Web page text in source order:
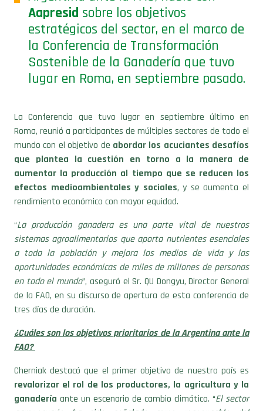
Aapresid sobre los objetivos
estratégicos del sector, en el marco de
la Conferencia de Transformación
Sostenible de la Ganadería que tuvo
lugar en Roma, en septiembre pasado.
La Conferencia que tuvo lugar en septiembre último en
Roma, reunió a participantes de múltiples sectores de todo el
mundo con el objetivo de abordar los acuciantes desafíos
que plantea la cuestión en torno a la manera de
aumentar la producción al tiempo que se reducen los
efectos medioambientales y sociales, y se aumenta el
rendimiento económico con mayor equidad.
“La producción ganadera es una parte vital de nuestros
sistemas agroalimentarios que aporta nutrientes esenciales
a toda la población y mejora los medios de vida y las
oportunidades económicas de miles de millones de personas
en todo el mundo”, aseguró el Sr. QU Dongyu, Director General
de la FAO, en su discurso de apertura de esta conferencia de
tres días de duración.
¿Cuáles son los objetivos prioritarios de la Argentina ante la
FAO?
Cherniak destacó que el primer objetivo de nuestro país es
revalorizar el rol de los productores, la agricultura y la
ganadería ante un escenario de cambio climático. “El sector